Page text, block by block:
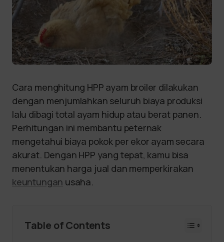
Cara menghitung HPP ayam broiler dilakukan
dengan menjumlahkan seluruh biaya produksi
lalu dibagi total ayam hidup atau berat panen.
Perhitungan ini membantu peternak
mengetahui biaya pokok per ekor ayam secara
akurat. Dengan HPP yang tepat, kamu bisa
menentukan harga jual dan memperkirakan
keuntungan usaha.
Table of Contents